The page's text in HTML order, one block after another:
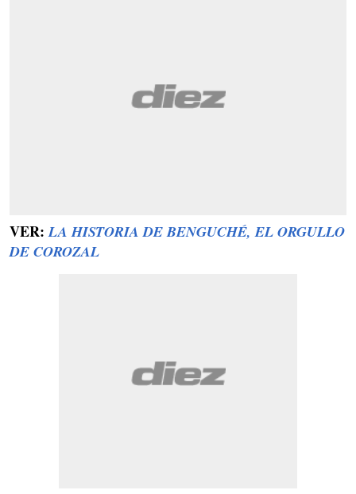
VER:LA HISTORIA DE BENGUCHÉ, EL ORGULLO
DE COROZAL